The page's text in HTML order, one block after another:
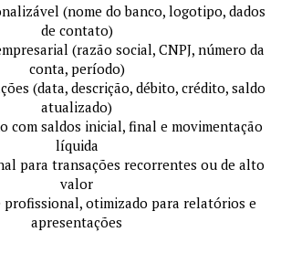
(nome do banco, logotipo, dados
de contato)
(razão social, CNPJ, número da
conta, período)
(data, descrição, débito, crédito, saldo
atualizado)
com saldos inicial, final e movimentação
líquida
para transações recorrentes ou de alto
valor
profissional, otimizado para relatórios e
apresentações